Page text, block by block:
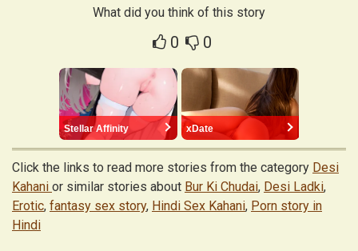
What did you think of this story
0
0
Stellar Affinity xDate
Click the links to read more stories from the category Desi
Kahani or similar stories about Bur Ki Chudai, Desi Ladki,
Erotic, fantasy sex story, Hindi Sex Kahani, Porn story in
Hindi